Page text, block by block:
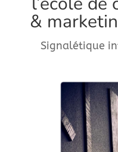
&
Signalétique